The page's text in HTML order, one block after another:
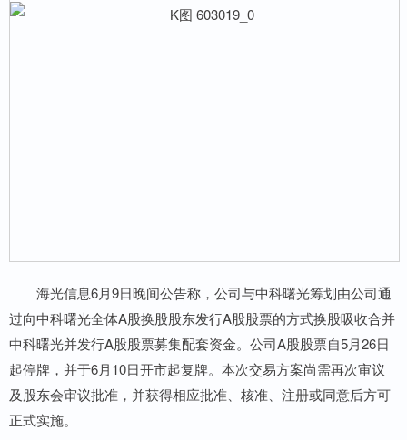
海光信息6月9日晚间公告称，公司与中科曙光筹划由公司通
过向中科曙光全体A股换股股东发行A股股票的方式换股吸收合并
中科曙光并发行A股股票募集配套资金。公司A股股票自5月26日
起停牌，并于6月10日开市起复牌。本次交易方案尚需再次审议
及股东会审议批准，并获得相应批准、核准、注册或同意后方可
正式实施。